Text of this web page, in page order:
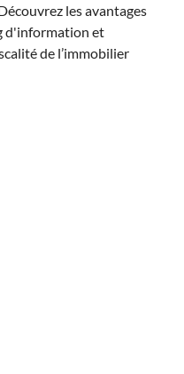
les avantages
d'information et
de l’immobilier